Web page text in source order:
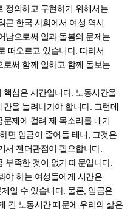
정의하고 구현하기 위해서는
근 한국 사회에서 여성 역시
남으로써 일과 돌봄의 문제는
떠오르고 있습니다. 따라서
써 함께 일하고 함께 돌보는
심은 시간입니다. 노동시간을
을 늘려나가야 합니다. 그런데
제에 걸려 제 목소리를 내기
면 임금이 줄어들 테니, 그것은
서 젠더관점이 필요합니다.
부족한 것이 없기 때문입니다.
야 하는 여성들에게 시간은
일 수 있습니다. 물론, 임금은
긴 노동시간 때문에 우리의 삶은